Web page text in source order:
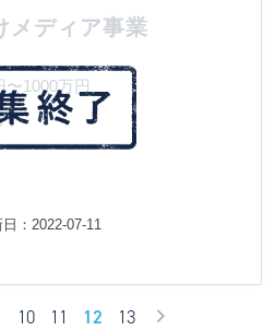
メディア事業
〜1000万円
日：2022-07-11
10 11 12 13